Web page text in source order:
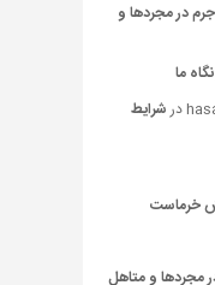
در مجردها و
ما
درشرایط
خرماست
مجردها و متاهل